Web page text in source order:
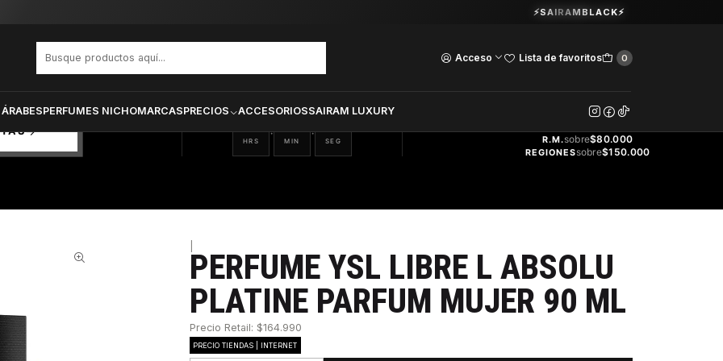
Acceso Lista de favoritos 0
PERFUMES NICHOMARCASPRECIOS ACCESORIOSSAIRAM LUXURY
Guardia Vieja 202. Oficina 102.Ver Horarios
⚡SAIRAMBLACK⚡
18
HRS
: 22
MIN
: 47
SEG
GRATIS
R.M.sobre$80.000
REGIONESsobre$150.000
PERFUME YSL LIBRE L ABSOLU
PLATINE PARFUM MUJER 90 ML
Precio Retail: $164.990
PRECIO TIENDAS | INTERNET